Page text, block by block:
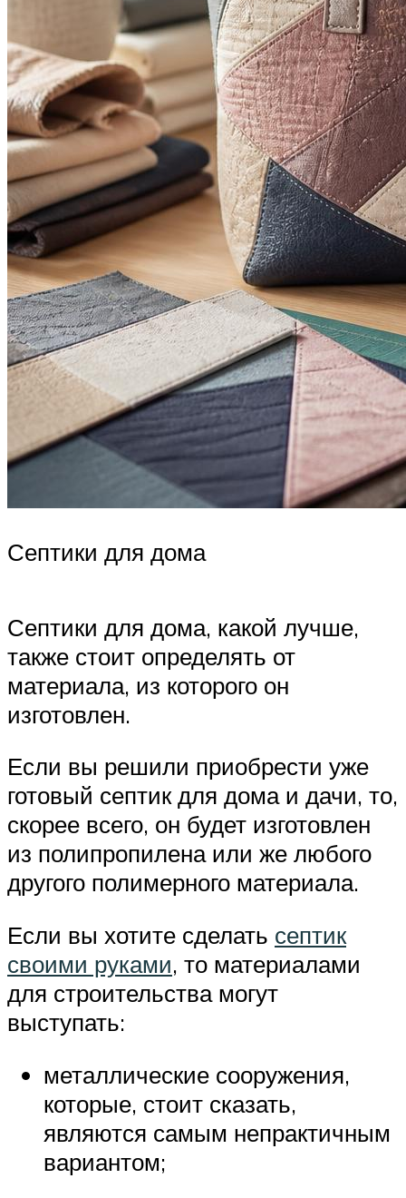
Септики для дома
Септики для дома, какой лучше,
также стоит определять от
материала, из которого он
изготовлен.
Если вы решили приобрести уже
готовый септик для дома и дачи, то,
скорее всего, он будет изготовлен
из полипропилена или же любого
другого полимерного материала.
Если вы хотите сделать септик
своими руками, то материалами
для строительства могут
выступать:
металлические сооружения,
которые, стоит сказать,
являются самым непрактичным
вариантом;